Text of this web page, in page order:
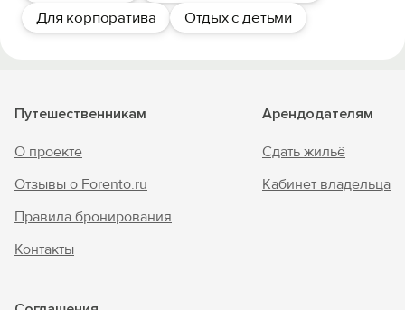
Для корпоратива
Отдых с детьми
Путешественникам
О проекте
Отзывы о Forento.ru
Правила бронирования
Контакты
Арендодателям
Сдать жильё
Кабинет владельца